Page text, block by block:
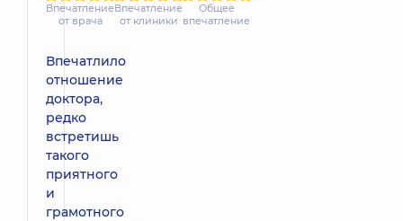
Впечатление
от врача
Впечатление
от клиники
Общее
впечатление
Впечатлило
отношение
доктора,
редко
встретишь
такого
приятного
и
грамотного